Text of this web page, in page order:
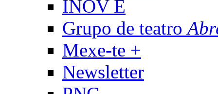
INOV E
Grupo de teatro
Mexe-te +
Newsletter